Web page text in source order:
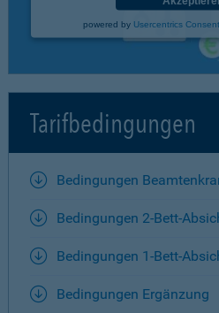
powered by Usercentrics
Tarifbedingungen
Bedingungen
Bedingungen 2-Bett-
Bedingungen 1-Bett-
Bedingungen Ergänzung